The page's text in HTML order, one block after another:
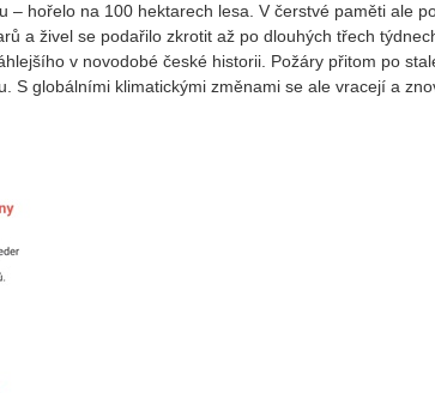
hořelo na 100 hektarech lesa. V čerstvé paměti ale
a živel se podařilo zkrotit až po dlouhých třech
v novodobé české historii. Požáry přitom po
S globálními klimatickými změnami se ale vracejí a